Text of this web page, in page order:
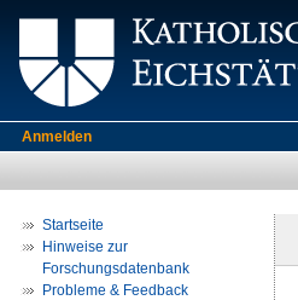
Anmelden
Startseite
Hinweise zur
Forschungsdatenbank
Probleme & Feedback